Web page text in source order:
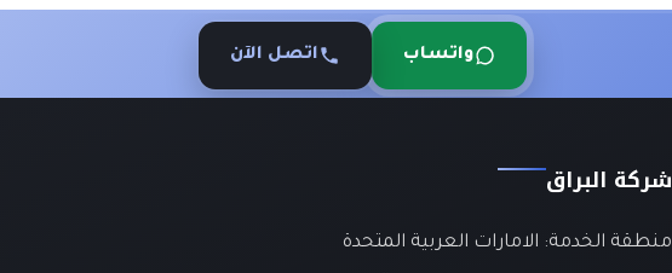
واتساب اتصل الآن
شركة البراق
منطقة الخدمة: الامارات العربية المتحدة